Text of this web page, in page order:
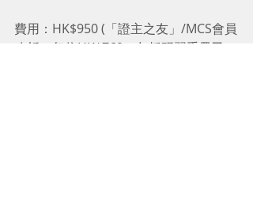
費用：HK$950 (「證主之友」/MCS會員
八折，每位HK$760。包括研習手冊乙